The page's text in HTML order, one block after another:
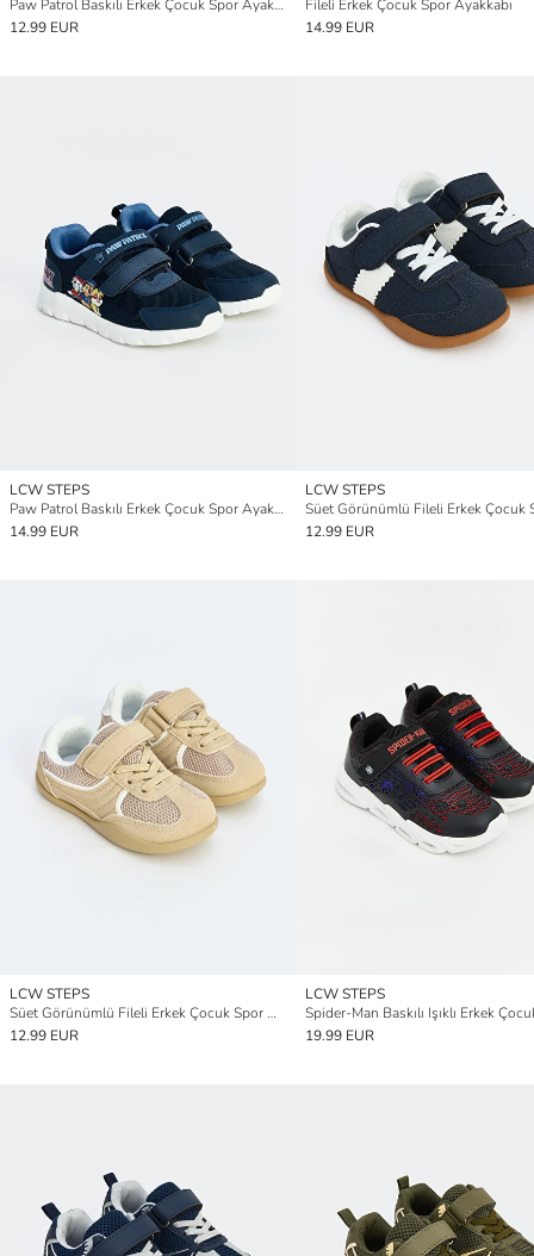
Paw Patrol Baskılı Erkek Çocuk Spor Ayakkabı
12.99 EUR
Fileli Erkek Çocuk Spor Ayakkabı
14.99 EUR
LCW STEPS
Paw Patrol Baskılı Erkek Çocuk Spor Ayakkabı
14.99 EUR
LCW STEPS
12.99 EUR
LCW STEPS
Süet Görünümlü Fileli Erkek Çocuk Spor Ayakkabı
12.99 EUR
LCW STEPS
19.99 EUR